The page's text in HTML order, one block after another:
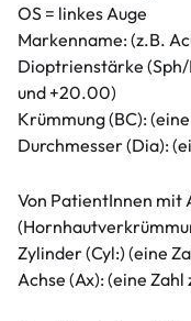
OS = linkes Auge
Markenname: (z.B.
Dioptrienstärke
und +20.00)
Krümmung (BC):
Durchmesser (Dia):
Von PatientInnen mit
Zylinder (Cyl:) (eine
Achse (Ax): (eine Zahl